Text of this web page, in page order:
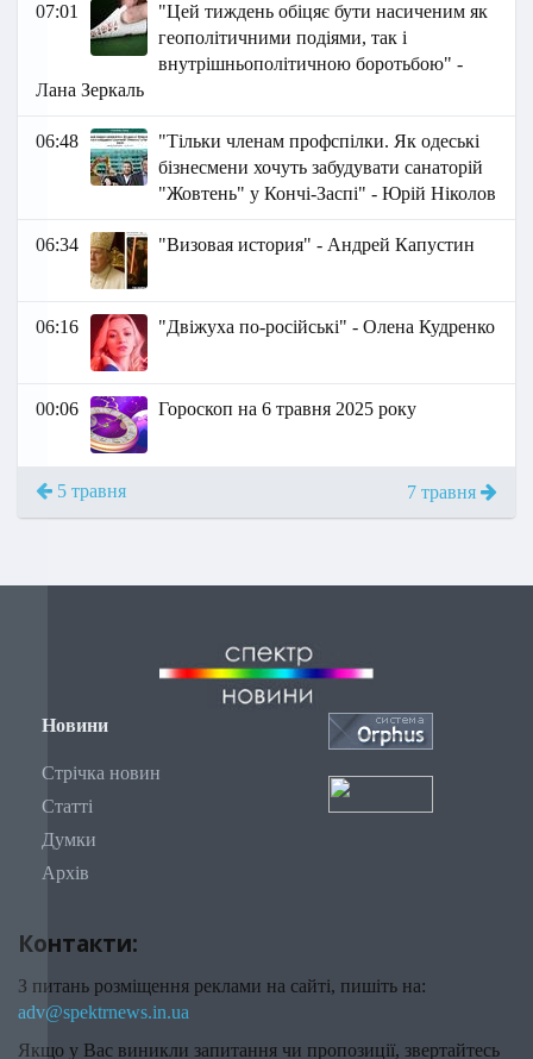
07:01
"Цей тиждень обіцяє бути насиченим як
геополітичними подіями, так і
внутрішньополітичною боротьбою" -
Лана Зеркаль
06:48
"Тільки членам профспілки. Як одеські
бізнесмени хочуть забудувати санаторій
"Жовтень" у Кончі-Заспі" - Юрій Ніколов
06:34 "Визовая история" - Андрей Капустин
06:16 "Двіжуха по-російські" - Олена Кудренко
00:06 Гороскоп на 6 травня 2025 року
5 травня 7 травня
Новини
Стрічка новин
Статті
Думки
Архів
Контакти:
З питань розміщення реклами на сайті, пишіть на:
adv@spektrnews.in.ua
Якщо у Вас виникли запитання чи пропозиції, звертайтесь